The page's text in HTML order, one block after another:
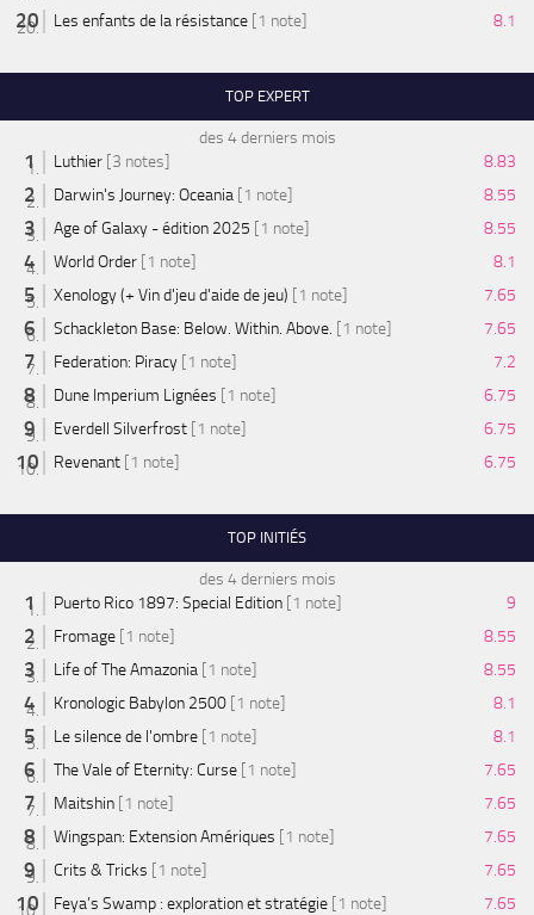
Les enfants de la résistance [1 note] 8.1
TOP EXPERT
des 4 derniers mois
Luthier [3 notes]
8.83
Darwin's Journey: Oceania [1 note]
8.55
Age of Galaxy - édition 2025 [1 note]
8.55
World Order [1 note]
8.1
Xenology (+ Vin d'jeu d'aide de jeu) [1 note]
7.65
Schackleton Base: Below. Within. Above. [1 note]
7.65
Federation: Piracy [1 note]
7.2
Dune Imperium Lignées [1 note]
6.75
Everdell Silverfrost [1 note]
6.75
Revenant [1 note] 6.75
TOP INITIÉS
des 4 derniers mois
Puerto Rico 1897: Special Edition [1 note]
9
Fromage [1 note]
8.55
Life of The Amazonia [1 note]
8.55
Kronologic Babylon 2500 [1 note]
8.1
Le silence de l'ombre [1 note]
8.1
The Vale of Eternity: Curse [1 note]
7.65
Maitshin [1 note]
7.65
Wingspan: Extension Amériques [1 note]
7.65
Crits & Tricks [1 note]
7.65
Feya’s Swamp : exploration et stratégie [1 note]
7.65